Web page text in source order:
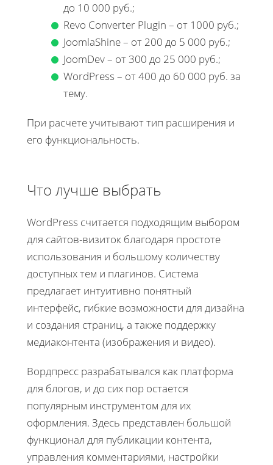
до 10 000 руб.;
Revo Converter Plugin – от 1000 руб.;
JoomlaShine – от 200 до 5 000 руб.;
JoomDev – от 300 до 25 000 руб.;
WordPress – от 400 до 60 000 руб. за
тему.
При расчете учитывают тип расширения и
его функциональность.
Что лучше выбрать
WordPress считается подходящим выбором
для сайтов-визиток благодаря простоте
использования и большому количеству
доступных тем и плагинов. Система
предлагает интуитивно понятный
интерфейс, гибкие возможности для дизайна
и создания страниц, а также поддержку
медиаконтента (изображения и видео).
Вордпресс разрабатывался как платформа
для блогов, и до сих пор остается
популярным инструментом для их
оформления. Здесь представлен большой
функционал для публикации контента,
управления комментариями, настройки